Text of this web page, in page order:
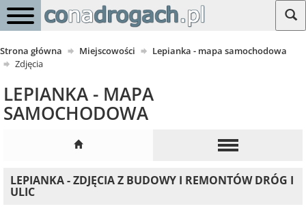
Strona główna Miejscowości
Lepianka - mapa samochodowa
Zdjęcia
LEPIANKA - MAPA
SAMOCHODOWA
LEPIANKA - ZDJĘCIA Z BUDOWY I REMONTÓW DRÓG I
ULIC